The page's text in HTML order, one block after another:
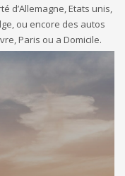
d’Allemagne, Etats unis,
ou encore des autos
Paris ou a Domicile.